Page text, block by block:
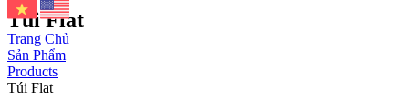
Túi Flat
Trang Chủ
Sản Phẩm
Products
Túi Flat